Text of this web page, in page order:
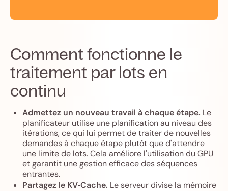
Comment fonctionne le
traitement par lots en
continu
Admettez un nouveau travail à chaque étape. Le
planificateur utilise une planification au niveau des
itérations, ce qui lui permet de traiter de nouvelles
demandes à chaque étape plutôt que d'attendre
une limite de lots. Cela améliore l'utilisation du GPU
et garantit une gestion efficace des séquences
entrantes.
Partagez le KV‑Cache. Le serveur divise la mémoire